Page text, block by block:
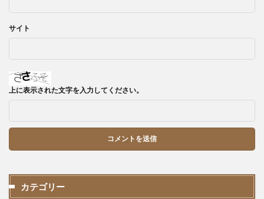
サイト
上に表示された文字を入力してください。
カテゴリー